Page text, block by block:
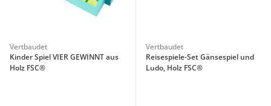
Vertbaudet
Kinder Spiel VIER GEWINNT aus
Holz FSC®
Vertbaudet
Reisespiele-Set Gänsespiel und
Ludo, Holz FSC®